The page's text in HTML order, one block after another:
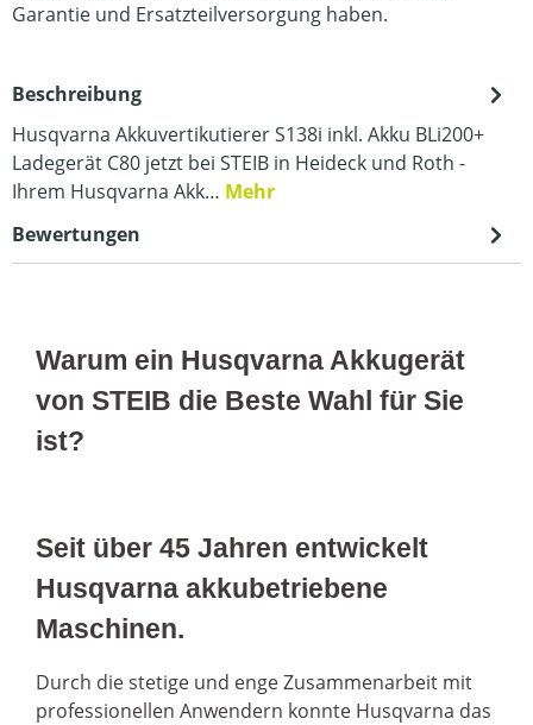
Garantie und Ersatzteilversorgung haben.
Beschreibung
Husqvarna Akkuvertikutierer S138i inkl. Akku BLi200+
Ladegerät C80 jetzt bei STEIB in Heideck und Roth -
Ihrem Husqvarna Akk… Mehr
Bewertungen
Warum ein Husqvarna Akkugerät
von STEIB die Beste Wahl für Sie
ist?
Seit über 45 Jahren entwickelt
Husqvarna akkubetriebene
Maschinen.
Durch die stetige und enge Zusammenarbeit mit
professionellen Anwendern konnte Husqvarna das